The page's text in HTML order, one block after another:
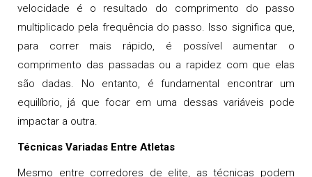
velocidade é o resultado do comprimento do passo
multiplicado pela frequência do passo. Isso significa que,
para correr mais rápido, é possível aumentar o
comprimento das passadas ou a rapidez com que elas
são dadas. No entanto, é fundamental encontrar um
equilíbrio, já que focar em uma dessas variáveis pode
impactar a outra.
Técnicas Variadas Entre Atletas
Mesmo entre corredores de elite, as técnicas podem